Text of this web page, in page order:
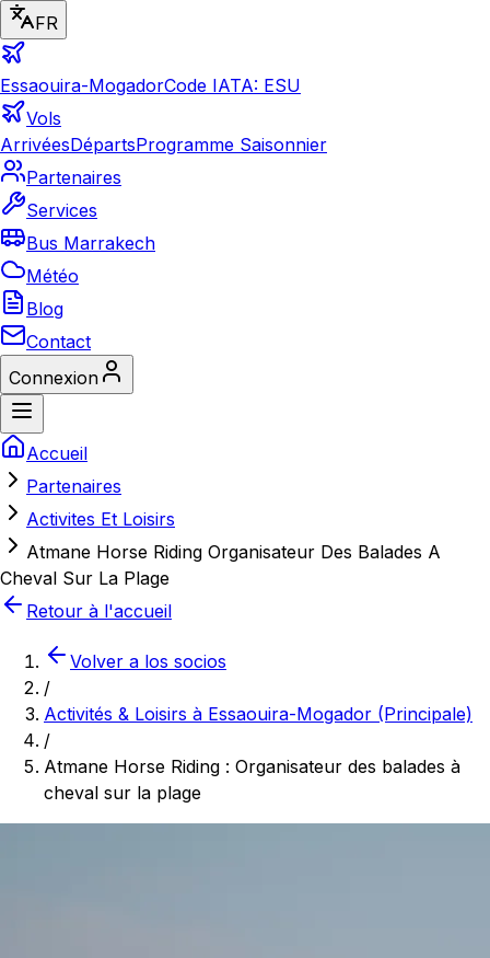
FR
Essaouira-MogadorCode IATA: ESU
Vols
ArrivéesDépartsProgramme Saisonnier
Partenaires
Services
Bus Marrakech
Météo
Blog
Contact
Connexion
Accueil
Partenaires
Activites Et Loisirs
Atmane Horse Riding Organisateur Des Balades A
Cheval Sur La Plage
Retour à l'accueil
Volver a los socios
/
Activités & Loisirs à Essaouira-Mogador (Principale)
/
Atmane Horse Riding : Organisateur des balades à
cheval sur la plage